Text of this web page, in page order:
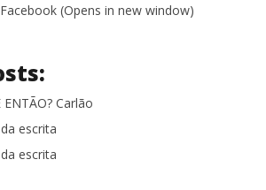
(Opens in new window)
ENTÃO? Carlão
escrita
escrita